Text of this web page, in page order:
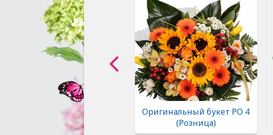
Оригинальный букет РО 4
(Розница)